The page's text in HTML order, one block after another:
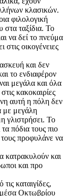
κλασικών.
φιλολογική
στα ταξίδια. Το
να δεί το πνεύμα
στις οικογένειες
και δεν
το ενδιαφέρον
μεγάλα και όλα
κακοκαιρίες
αυτή η πόλη δεν
με μεγάλη
γλιστρήσει. Το
πόδια τους πιο
τους προφυλάνε να
κατρακυλούν και
και προ
καταιγίδες,
Οκτωβρίου